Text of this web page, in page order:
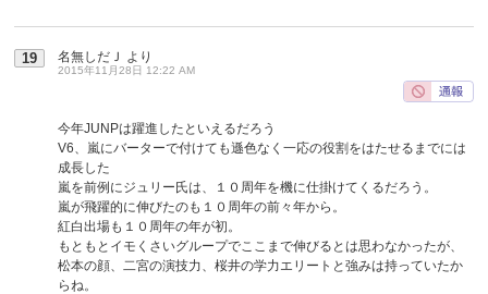
19 名無しだＪ より
2015年11月28日 12:22 AM
今年JUNPは躍進したといえるだろう
V6、嵐にバーターで付けても遜色なく一応の役割をはたせるまでには
成長した
嵐を前例にジュリー氏は、１０周年を機に仕掛けてくるだろう。
嵐が飛躍的に伸びたのも１０周年の前々年から。
紅白出場も１０周年の年が初。
もともとイモくさいグループでここまで伸びるとは思わなかったが、
松本の顔、二宮の演技力、桜井の学力エリートと強みは持っていたか
らね。